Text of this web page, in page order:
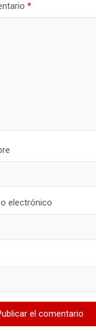
*
electrónico